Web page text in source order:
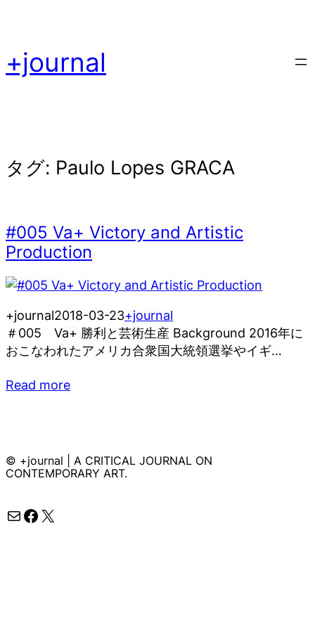
ス
+journal
タグ: Paulo Lopes GRACA
#005 Va+ Victory and Artistic
Production
+journal2018-03-23+journal
＃005 Va+ 勝利と芸術生産 Background 2016年に
おこなわれたアメリカ合衆国大統領選挙やイギ…
Read more
© +journal | A CRITICAL JOURNAL ON
CONTEMPORARY ART.
メールFacebook
X